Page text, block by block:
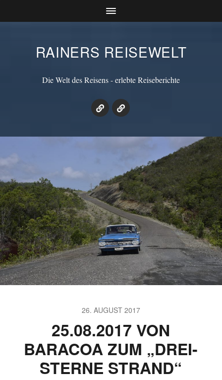
RAINERS REISEWELT
Die Welt des Reisens - erlebte Reiseberichte
26. AUGUST 2017
25.08.2017 VON
BARACOA ZUM „DREI-
STERNE STRAND“